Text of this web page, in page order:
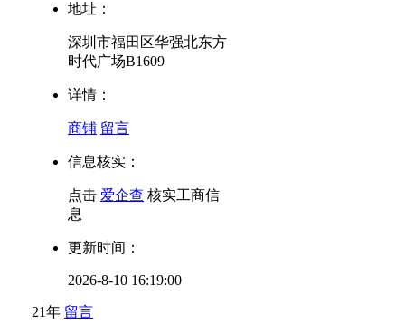
地址：
深圳市福田区华强北东方
时代广场B1609
详情：
商铺 留言
信息核实：
点击 爱企查 核实工商信
息
更新时间：
2026-8-10 16:19:00
21年 留言